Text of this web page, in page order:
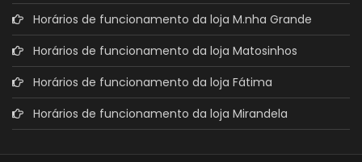
Horários de funcionamento da loja M.nha Grande
Horários de funcionamento da loja Matosinhos
Horários de funcionamento da loja Fátima
Horários de funcionamento da loja Mirandela